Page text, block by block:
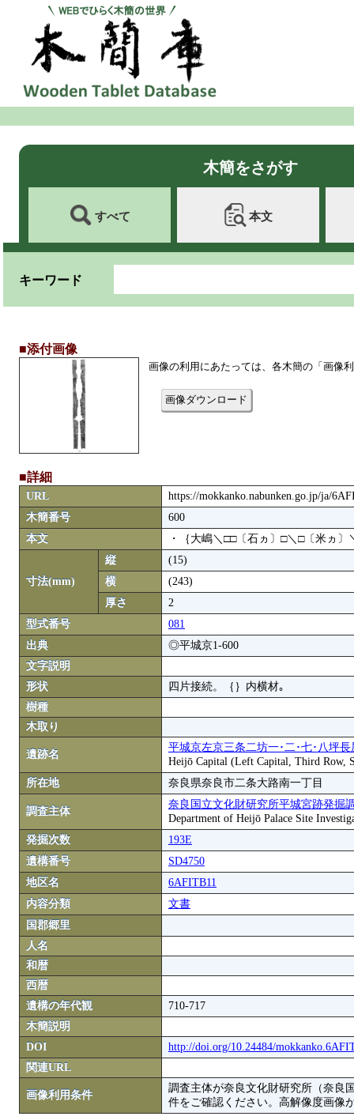
木簡をさがす
すべて 本文
キーワード
■添付画像
画像の利用にあたっては、各木簡の「画像
画像ダウンロード
■詳細
URL
https://mokkanko.nabunken.go.jp/ja/
木簡番号
600
本文
・｛大嶋＼□□〔石ヵ〕□＼□〔米ヵ
寸法(mm)
縦
(15)
横
(243)
厚さ
2
型式番号
081
出典
◎平城京1-600
文字説明
形状
四片接続。｛｝内横材｡
樹種
木取り
遺跡名
平城京左京三条二坊一･二･七･八坪長
Heijō Capital (Left Capital, Third Row,
所在地
奈良県奈良市二条大路南一丁目
調査主体
奈良国立文化財研究所平城宮跡発掘
Department of Heijō Palace Site
発掘次数
193E
遺構番号
SD4750
地区名
6AFITB11
内容分類
文書
国郡郷里
人名
和暦
西暦
遺構の年代観
710-717
木簡説明
DOI
http://doi.org/10.24484/
関連URL
画像利用条件
調査主体が奈良文化財研究所（奈良
件をご確認ください。高解像度画像